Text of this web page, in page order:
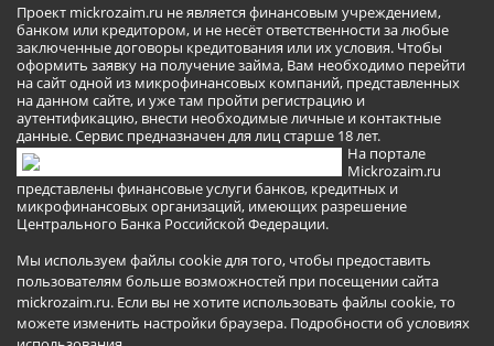
Проект mickrozaim.ru не является финансовым учреждением,
банком или кредитором, и не несёт ответственности за любые
заключенные договоры кредитования или их условия. Чтобы
оформить заявку на получение займа, Вам необходимо перейти
на сайт одной из микрофинансовых компаний, представленных
на данном сайте, и уже там пройти регистрацию и
аутентификацию, внести необходимые личные и контактные
данные. Сервис предназначен для лиц старше 18 лет.
На портале
Mickrozaim.ru
представлены финансовые услуги банков, кредитных и
микрофинансовых организаций, имеющих разрешение
Центрального Банка Российской Федерации.
Мы используем файлы cookie для того, чтобы предоставить
пользователям больше возможностей при посещении сайта
mickrozaim.ru. Если вы не хотите использовать файлы cookie, то
можете изменить настройки браузера. Подробности об условиях